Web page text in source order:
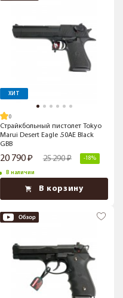
ХИТ
Страйкбольный пистолет Tokyo
Marui Desert Eagle .50AE Black
GBB
20 790 25 290 -18%
В наличии
В корзину